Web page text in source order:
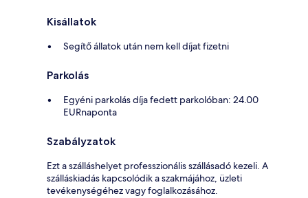
Kisállatok
Segítő állatok után nem kell díjat fizetni
Parkolás
Egyéni parkolás díja fedett parkolóban: 24.00
EURnaponta
Szabályzatok
Ezt a szálláshelyet professzionális szállásadó kezeli. A
szálláskiadás kapcsolódik a szakmájához, üzleti
tevékenységéhez vagy foglalkozásához.